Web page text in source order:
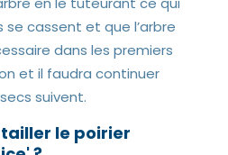
cassent et que l’arbre
dans les premiers
et il faudra continuer
suivent.
le poirier